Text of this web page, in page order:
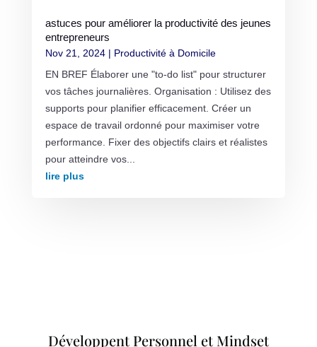
astuces pour améliorer la productivité des jeunes
entrepreneurs
Nov 21, 2024| Productivité à Domicile
EN BREF Élaborer une "to-do list" pour structurer
vos tâches journalières. Organisation : Utilisez des
supports pour planifier efficacement. Créer un
espace de travail ordonné pour maximiser votre
performance. Fixer des objectifs clairs et réalistes
pour atteindre vos...
lire plus
Développent Personnel et Mindset